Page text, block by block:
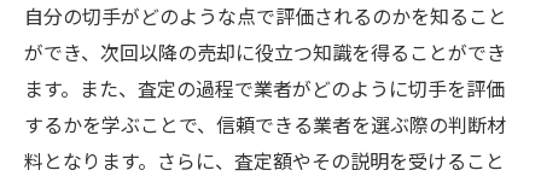
自分の切手がどのような点で評価されるのかを知ること
ができ、次回以降の売却に役立つ知識を得ることができ
ます。また、査定の過程で業者がどのように切手を評価
するかを学ぶことで、信頼できる業者を選ぶ際の判断材
料となります。さらに、査定額やその説明を受けること